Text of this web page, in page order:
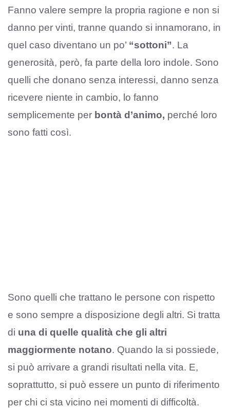
Fanno valere sempre la propria ragione e non si
danno per vinti, tranne quando si innamorano, in
quel caso diventano un po’ “sottoni”. La
generosità, però, fa parte della loro indole. Sono
quelli che donano senza interessi, danno senza
ricevere niente in cambio, lo fanno
semplicemente per bontà d’animo, perché loro
sono fatti così.
Sono quelli che trattano le persone con rispetto
e sono sempre a disposizione degli altri. Si tratta
di una di quelle qualità che gli altri
maggiormente notano. Quando la si possiede,
si può arrivare a grandi risultati nella vita. E,
soprattutto, si può essere un punto di riferimento
per chi ci sta vicino nei momenti di difficoltà.